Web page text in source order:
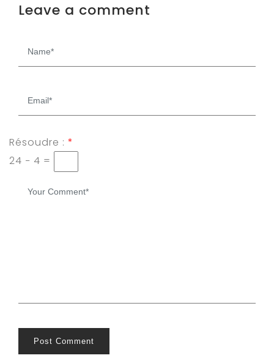
Leave a comment
Résoudre : *
24 − 4 =
Post Comment